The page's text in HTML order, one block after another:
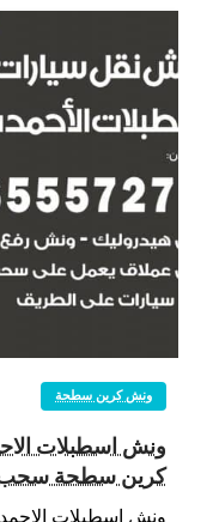
ونش كرين سطحة
كرين سطحة سحب
ونش اسطبلات